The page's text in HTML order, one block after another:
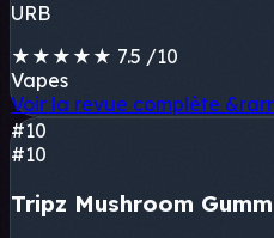
URB
★ ★ ★ ★ ★ 7.5 /10
Vapes
Voir la revue complète
#10
#10
Tripz Mushroom